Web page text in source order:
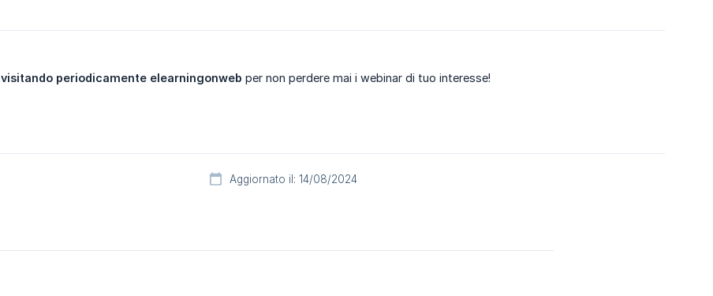
visitando periodicamente elearningonweb per non perdere mai i webinar di tuo interesse!
Aggiornato il: 14/08/2024